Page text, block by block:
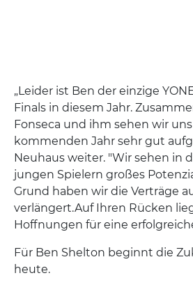
„Leider ist Ben der einzige
Finals in diesem Jahr.
Fonseca und ihm sehen wir
kommenden Jahr sehr gut
Neuhaus weiter. "Wir sehen in
jungen Spielern großes
Grund haben wir die Verträge
verlängert.Auf Ihren Rücken
Hoffnungen für eine
Für Ben Shelton beginnt die
heute.